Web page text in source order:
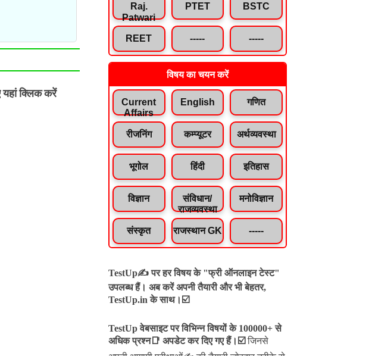
क्लिक करें
Raj.
Patwari
PTET BSTC
REET ----- -----
विषय का चयन करें
Current
Affairs
English गणित
रीजनिंग कम्प्यूटर अर्थव्यवस्था
भूगोल हिंदी इतिहास
विज्ञान
संविधान/
राजव्यवस्था
मनोविज्ञान
संस्कृत राजस्थान GK -----
TestUp✍️ पर हर विषय के "फ्री ऑनलाइन टेस्ट"
उपलब्ध हैं। अब करें अपनी तैयारी और भी बेहतर,
TestUp.in के साथ।☑️
TestUp वेबसाइट पर विभिन्न विषयों के 100000+ से
अधिक प्रश्न📑 अपडेट कर दिए गए हैं। ☑️ जिनसे